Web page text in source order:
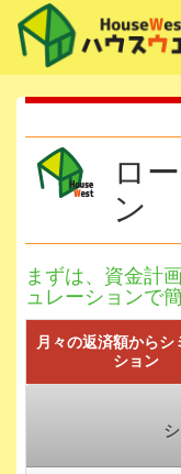
ロ
ン
まずは、資金計
ュレーションで
月々の返済額からシ
ション